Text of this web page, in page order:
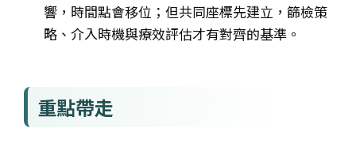
響，時間點會移位；但共同座標先建立，篩檢策
略、介入時機與療效評估才有對齊的基準。
重點帶走